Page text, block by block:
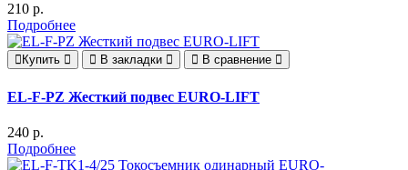
210 р.
Подробнее
Купить В закладки В сравнение
EL-F-PZ Жесткий подвес EURO-LIFT
240 р.
Подробнее